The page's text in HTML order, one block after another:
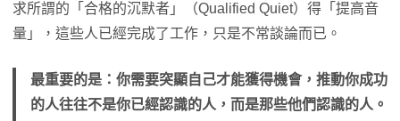
求所謂的「合格的沉默者」（Qualified Quiet）得「提高音
量」，這些人已經完成了工作，只是不常談論而已。
最重要的是：你需要突顯自己才能獲得機會，推動你成功
的人往往不是你已經認識的人，而是那些他們認識的人。